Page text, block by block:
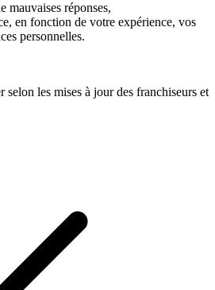
mauvaises réponses,
en fonction de votre expérience, vos
personnelles.
les mises à jour des franchiseurs et